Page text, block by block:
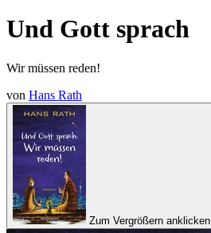
Und Gott sprach
Wir müssen reden!
von Hans Rath
Zum Vergrößern anklicken